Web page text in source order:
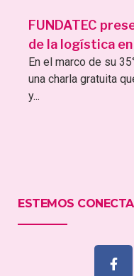
FUNDATEC
de la logística
En el marco de su
una charla gratuita
y...
ESTEMOS